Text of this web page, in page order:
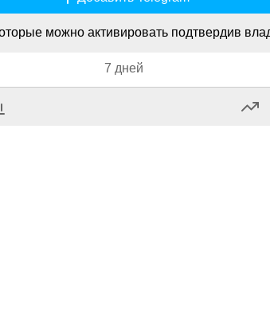
можно активировать подтвердив
7 дней